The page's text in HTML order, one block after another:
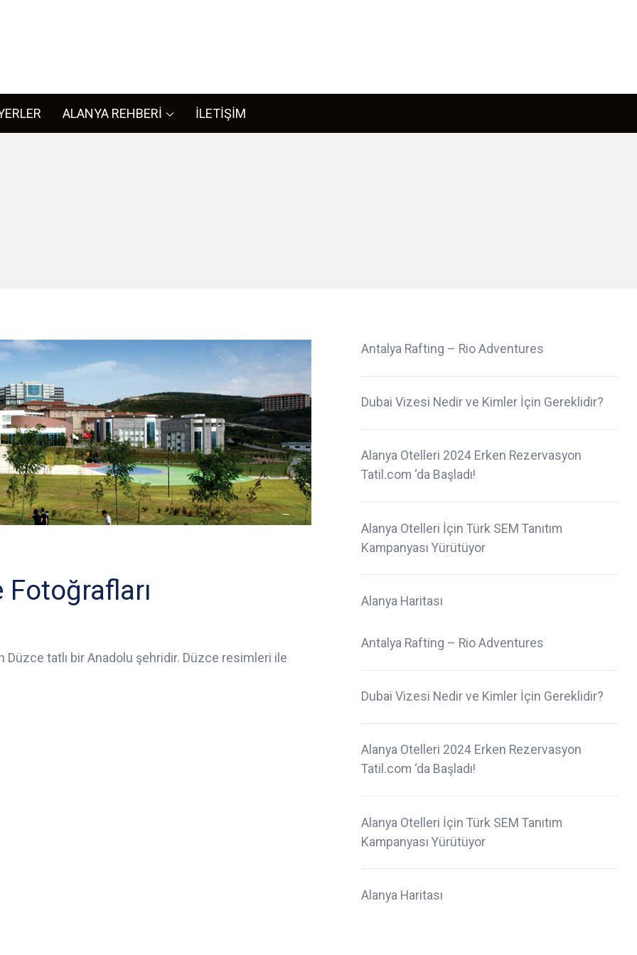
ALANYA REHBERİ İLETİŞİM
Düzce tatlı bir Anadolu şehridir. Düzce resimleri ile
Antalya Rafting – Rio Adventures
Dubai Vizesi Nedir ve Kimler İçin Gereklidir?
Alanya Otelleri 2024 Erken Rezervasyon
Tatil.com ‘da Başladı!
Alanya Otelleri İçin Türk SEM Tanıtım
Kampanyası Yürütüyor
Alanya Haritası
Antalya Rafting – Rio Adventures
Dubai Vizesi Nedir ve Kimler İçin Gereklidir?
Alanya Otelleri 2024 Erken Rezervasyon
Tatil.com ‘da Başladı!
Alanya Otelleri İçin Türk SEM Tanıtım
Kampanyası Yürütüyor
Alanya Haritası